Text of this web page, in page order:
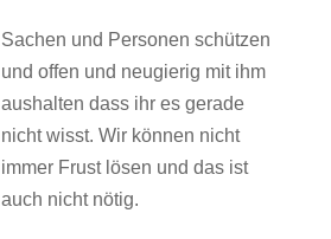
Sachen und Personen schützen
und offen und neugierig mit ihm
aushalten dass ihr es gerade
nicht wisst. Wir können nicht
immer Frust lösen und das ist
auch nicht nötig.